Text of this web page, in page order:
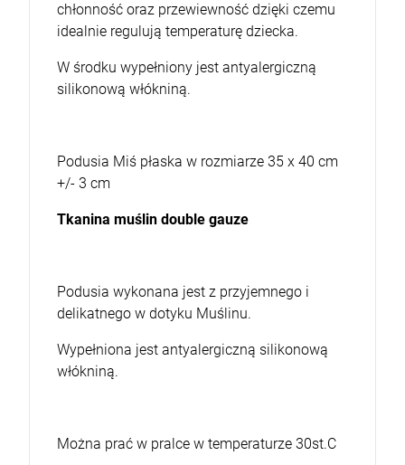
chłonność oraz przewiewność dzięki czemu
idealnie regulują temperaturę dziecka.
W środku wypełniony jest antyalergiczną
silikonową włókniną.
Podusia Miś płaska w rozmiarze 35 x 40 cm
+/- 3 cm
Tkanina muślin double gauze
Podusia wykonana jest z przyjemnego i
delikatnego w dotyku Muślinu.
Wypełniona jest antyalergiczną silikonową
włókniną.
Można prać w pralce w temperaturze 30st.C